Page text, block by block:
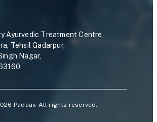
Ayurvedic Treatment Centre,
Tehsil Gadarpur,
Nagar,
Padaav. All rights reserved.